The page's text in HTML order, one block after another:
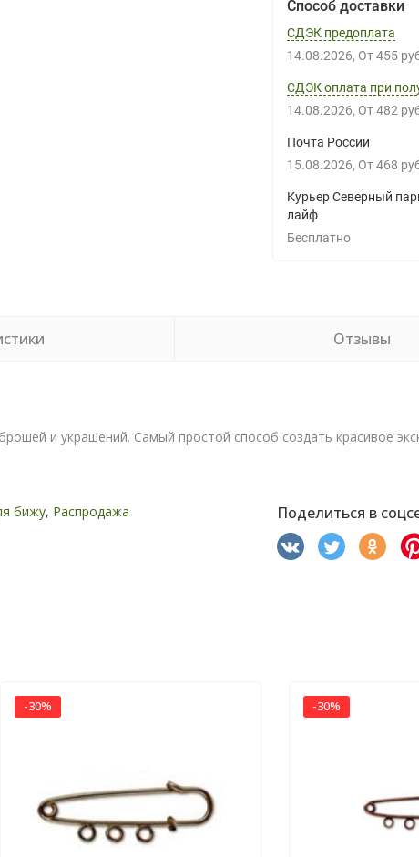
Способ доставки
СДЭК предоплата
14.08.2026 От 455
СДЭК оплата при
14.08.2026 От 482
Почта России
15.08.2026 От 468
Курьер Северный
лайф
Бесплатно
Отзывы
и украшений. Самый простой способ создать красивое
бижу, Распродажа Поделиться в
-30% -30%